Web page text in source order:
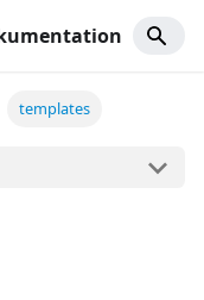
templates